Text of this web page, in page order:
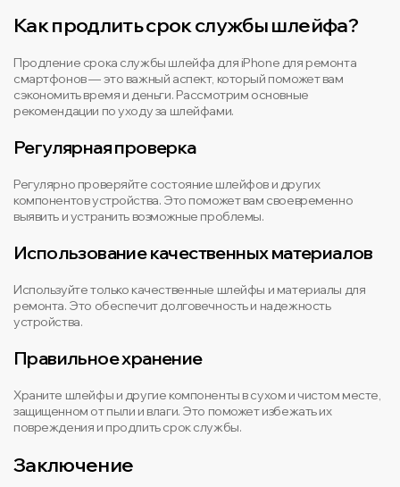
Как продлить срок службы шлейфа?
Продление срока службы шлейфа для iPhone для ремонта
смартфонов — это важный аспект, который поможет вам
сэкономить время и деньги. Рассмотрим основные
рекомендации по уходу за шлейфами.
Регулярная проверка
Регулярно проверяйте состояние шлейфов и других
компонентов устройства. Это поможет вам своевременно
выявить и устранить возможные проблемы.
Использование качественных материалов
Используйте только качественные шлейфы и материалы для
ремонта. Это обеспечит долговечность и надежность
устройства.
Правильное хранение
Храните шлейфы и другие компоненты в сухом и чистом месте,
защищенном от пыли и влаги. Это поможет избежать их
повреждения и продлить срок службы.
Заключение